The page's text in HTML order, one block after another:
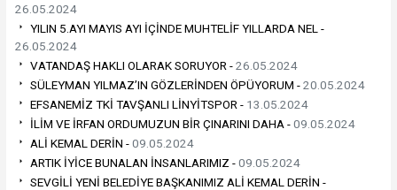
26.05.2024
YILIN 5.AYI MAYIS AYI İÇİNDE MUHTELİF YILLARDA NEL -
26.05.2024
VATANDAŞ HAKLI OLARAK SORUYOR -26.05.2024
SÜLEYMAN YILMAZ’IN GÖZLERİNDEN ÖPÜYORUM -20.05.2024
EFSANEMİZ TKİ TAVŞANLI LİNYİTSPOR - 13.05.2024
İLİM VE İRFAN ORDUMUZUN BİR ÇINARINI DAHA -09.05.2024
ALİ KEMAL DERİN -09.05.2024
ARTIK İYİCE BUNALAN İNSANLARIMIZ -09.05.2024
SEVGİLİ YENİ BELEDİYE BAŞKANIMIZ ALİ KEMAL DERİN -